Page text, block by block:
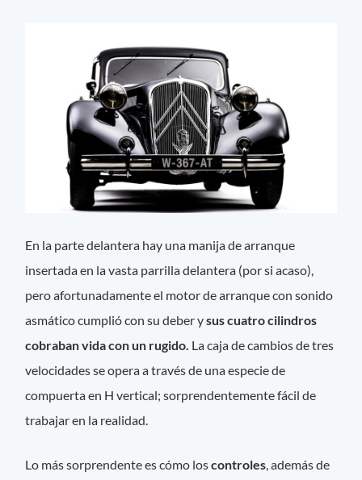
En la parte delantera hay una manija de arranque
insertada en la vasta parrilla delantera (por si acaso),
pero afortunadamente el motor de arranque con sonido
asmático cumplió con su deber ysus cuatro cilindros
cobraban vida con un rugido. La caja de cambios de tres
velocidades se opera a través de una especie de
compuerta en H vertical; sorprendentemente fácil de
trabajar en la realidad.
Lo más sorprendente es cómo loscontroles, además de